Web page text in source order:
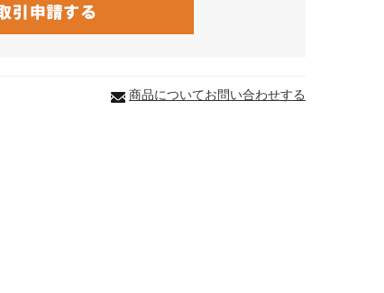
商品についてお問い合わせする